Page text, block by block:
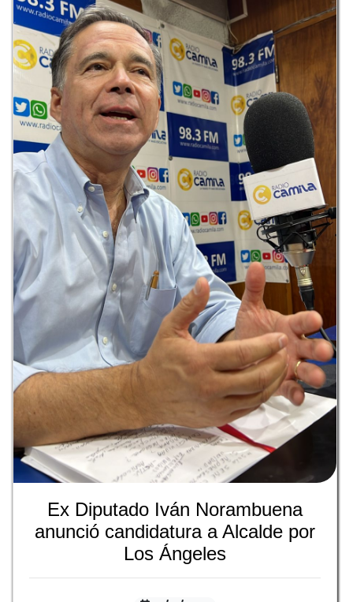
Ex Diputado Iván Norambuena
anunció candidatura a Alcalde por
Los Ángeles